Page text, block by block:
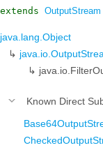
extends OutputStream
java.lang.Object
↳
↳
Known Direct